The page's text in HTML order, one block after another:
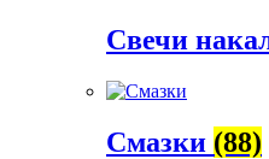
Свечи
Смазки (88)